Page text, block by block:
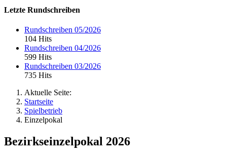
Letzte Rundschreiben
Rundschreiben 05/2026
104 Hits
Rundschreiben 04/2026
599 Hits
Rundschreiben 03/2026
735 Hits
Aktuelle Seite:
Startseite
Spielbetrieb
Einzelpokal
Bezirkseinzelpokal 2026